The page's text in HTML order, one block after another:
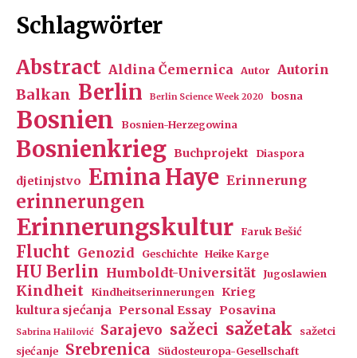
Schlagwörter
Abstract Aldina Čemernica Autor Autorin
Balkan Berlin Berlin Science Week 2020 bosna
Bosnien Bosnien-Herzegowina
Bosnienkrieg Buchprojekt Diaspora
djetinjstvo Emina Haye Erinnerung
erinnerungen
Erinnerungskultur Faruk Bešić
Flucht Genozid Geschichte Heike Karge
HU Berlin Humboldt-Universität Jugoslawien
Kindheit Kindheitserinnerungen
Krieg
kultura sjećanja Personal Essay Posavina
Sabrina Halilović Sarajevo sažeci sažetak
sažetci
sjećanje
Srebrenica Südosteuropa-Gesellschaft